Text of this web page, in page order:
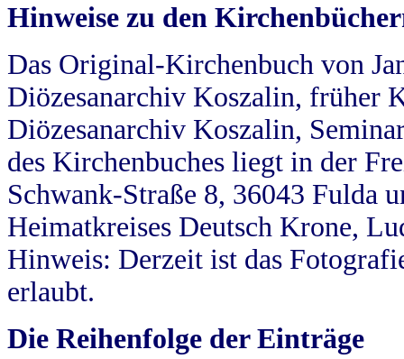
Hinweise zu den
Das Original-Kirchenbuch von
Diözesanarchiv Koszalin, früher
Diözesanarchiv Koszalin,
des Kirchenbuches liegt in der
Schwank-Straße 8, 36043 Fulda
Heimatkreises Deutsch Krone,
Hinweis: Derzeit ist das
erlaubt.
Die Reihenfolge der Einträge